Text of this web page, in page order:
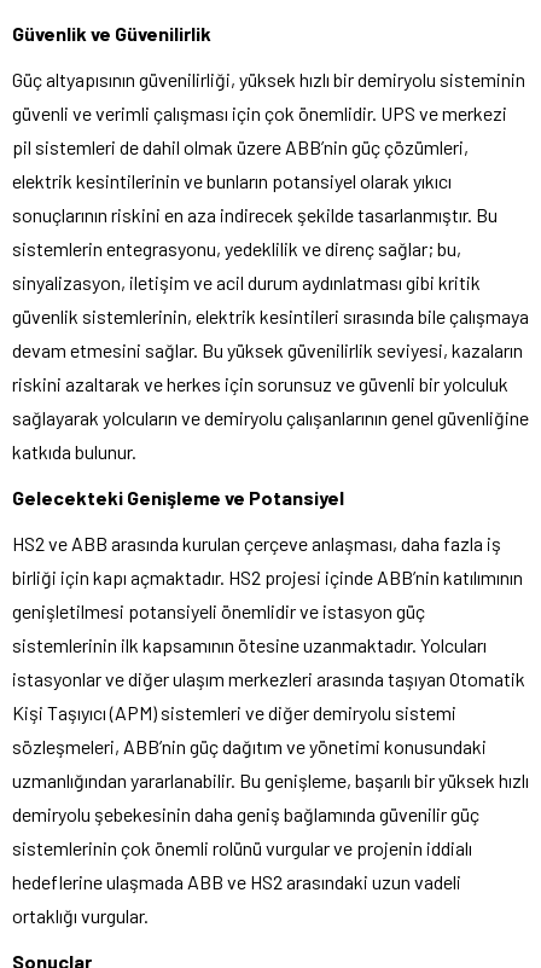
Güvenlik ve Güvenilirlik
Güç altyapısının güvenilirliği, yüksek hızlı bir demiryolu sisteminin
güvenli ve verimli çalışması için çok önemlidir. UPS ve merkezi
pil sistemleri de dahil olmak üzere ABB’nin güç çözümleri,
elektrik kesintilerinin ve bunların potansiyel olarak yıkıcı
sonuçlarının riskini en aza indirecek şekilde tasarlanmıştır. Bu
sistemlerin entegrasyonu, yedeklilik ve direnç sağlar; bu,
sinyalizasyon, iletişim ve acil durum aydınlatması gibi kritik
güvenlik sistemlerinin, elektrik kesintileri sırasında bile çalışmaya
devam etmesini sağlar. Bu yüksek güvenilirlik seviyesi, kazaların
riskini azaltarak ve herkes için sorunsuz ve güvenli bir yolculuk
sağlayarak yolcuların ve demiryolu çalışanlarının genel güvenliğine
katkıda bulunur.
Gelecekteki Genişleme ve Potansiyel
HS2 ve ABB arasında kurulan çerçeve anlaşması, daha fazla iş
birliği için kapı açmaktadır. HS2 projesi içinde ABB’nin katılımının
genişletilmesi potansiyeli önemlidir ve istasyon güç
sistemlerinin ilk kapsamının ötesine uzanmaktadır. Yolcuları
istasyonlar ve diğer ulaşım merkezleri arasında taşıyan Otomatik
Kişi Taşıyıcı (APM) sistemleri ve diğer demiryolu sistemi
sözleşmeleri, ABB’nin güç dağıtım ve yönetimi konusundaki
uzmanlığından yararlanabilir. Bu genişleme, başarılı bir yüksek hızlı
demiryolu şebekesinin daha geniş bağlamında güvenilir güç
sistemlerinin çok önemli rolünü vurgular ve projenin iddialı
hedeflerine ulaşmada ABB ve HS2 arasındaki uzun vadeli
ortaklığı vurgular.
Sonuçlar